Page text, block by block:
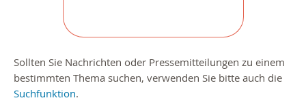
Sollten Sie Nachrichten oder Pressemitteilungen zu einem
bestimmten Thema suchen, verwenden Sie bitte auch die
Suchfunktion.